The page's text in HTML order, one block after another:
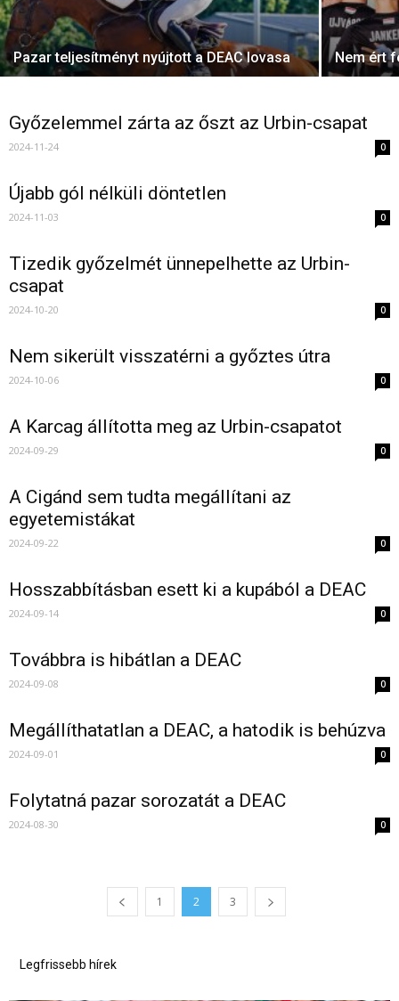
Pazar teljesítményt nyújtott a DEAC lovasa Nem ért
Győzelemmel zárta az őszt az Urbin-csapat
2024-11-24 0
Újabb gól nélküli döntetlen
2024-11-03 0
Tizedik győzelmét ünnepelhette az Urbin-
csapat
2024-10-20 0
Nem sikerült visszatérni a győztes útra
2024-10-06 0
A Karcag állította meg az Urbin-csapatot
2024-09-29 0
A Cigánd sem tudta megállítani az
egyetemistákat
2024-09-22 0
Hosszabbításban esett ki a kupából a DEAC
2024-09-14 0
Továbbra is hibátlan a DEAC
2024-09-08 0
Megállíthatatlan a DEAC, a hatodik is behúzva
2024-09-01 0
Folytatná pazar sorozatát a DEAC
2024-08-30 0
1 2 3
Legfrissebb hírek